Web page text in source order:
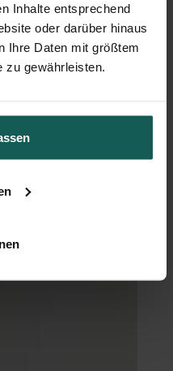
Inhalte entsprechend
oder darüber hinaus
Ihre Daten mit größtem
zu gewährleisten.
Taufe